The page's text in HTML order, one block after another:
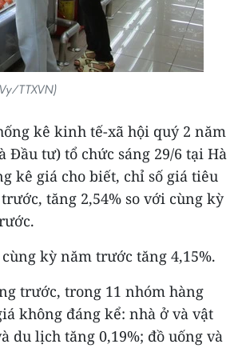
TTXVN)
kê kinh tế-xã hội quý 2 năm
Đầu tư) tổ chức sáng 29/6 tại Hà
kê giá cho biết, chỉ số giá tiêu
tăng 2,54% so với cùng kỳ
kỳ năm trước tăng 4,15%.
trước, trong 11 nhóm hàng
không đáng kể: nhà ở và vật
du lịch tăng 0,19%; đồ uống và